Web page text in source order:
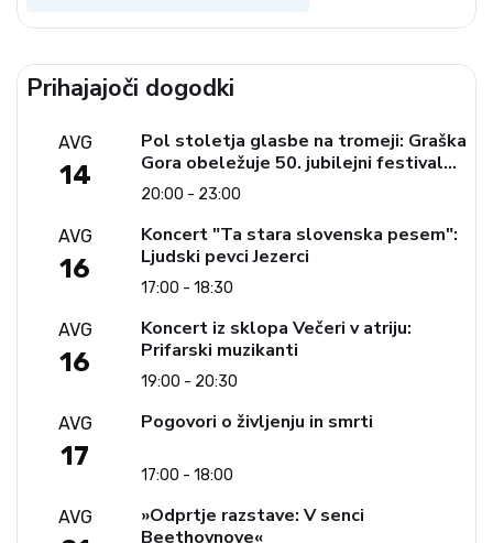
Prihajajoči dogodki
AVG
14
Pol stoletja glasbe na tromeji: Graška
Gora obeležuje 50. jubilejni festival
narodno-zabavne glasbe
20:00 - 23:00
AVG
16
Koncert "Ta stara slovenska pesem":
Ljudski pevci Jezerci
17:00 - 18:30
AVG
16
Koncert iz sklopa Večeri v atriju:
Prifarski muzikanti
19:00 - 20:30
AVG
17
Pogovori o življenju in smrti
17:00 - 18:00
AVG
»Odprtje razstave: V senci
Beethovnove«